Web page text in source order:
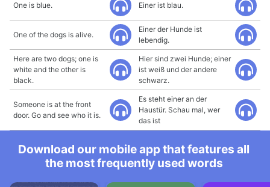
One is blue. Einer ist blau.
One of the dogs is alive.
Einer der Hunde ist
lebendig.
Here are two dogs; one is
white and the other is
black.
Hier sind zwei Hunde; einer
ist weiß und der andere
schwarz.
Someone is at the front
door. Go and see who it is.
Es steht einer an der
Haustür. Schau mal, wer
das ist
Download our mobile app that features all
the most frequently used words